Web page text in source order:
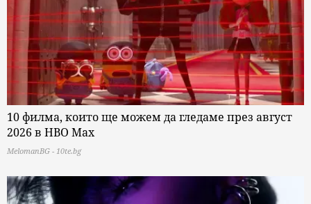
10 филма, които ще можем да гледаме през август
2026 в HBO Max
MelomanBG - 10te.bg